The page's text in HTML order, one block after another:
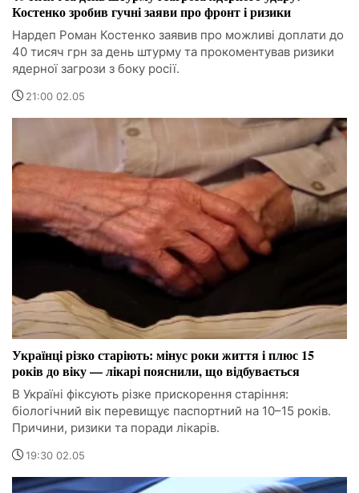
Костенко зробив гучні заяви про фронт і ризики
Нардеп Роман Костенко заявив про можливі доплати до
40 тисяч грн за день штурму та прокоментував ризики
ядерної загрози з боку росії.
21:00 02.05
Українці різко старіють: мінус роки життя і плюс 15
років до віку — лікарі пояснили, що відбувається
В Україні фіксують різке прискорення старіння:
біологічний вік перевищує паспортний на 10–15 років.
Причини, ризики та поради лікарів.
19:30 02.05